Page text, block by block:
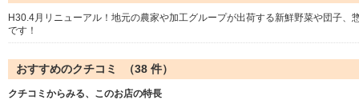
H30.4月リニューアル！地元の農家や加工グループが出荷する新鮮野菜や団子
です！
おすすめのクチコミ （38 件）
クチコミからみる、このお店の特長